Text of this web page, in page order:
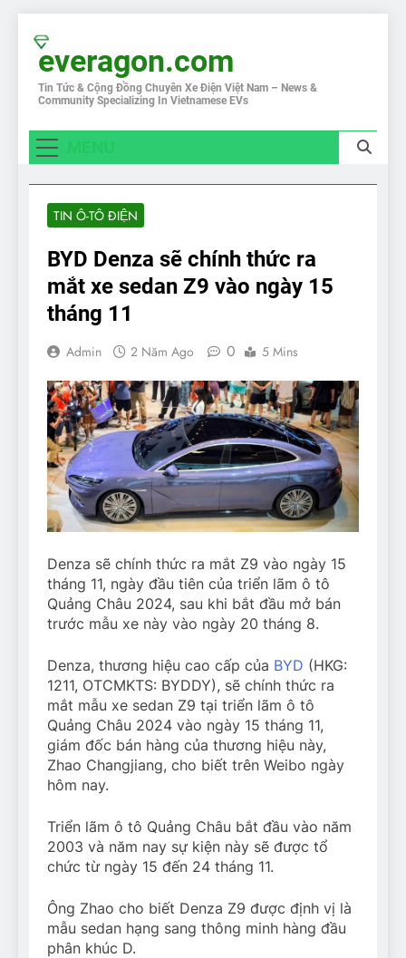
content
everagon.com
Tin Tức & Cộng Đồng Chuyên Xe Điện Việt Nam – News &
Community Specializing In Vietnamese EVs
TIN Ô-TÔ ĐIỆN
BYD Denza sẽ chính thức ra
mắt xe sedan Z9 vào ngày 15
tháng 11
Admin 2 Năm Ago 0 5 Mins
Denza sẽ chính thức ra mắt Z9 vào ngày 15
tháng 11, ngày đầu tiên của triển lãm ô tô
Quảng Châu 2024, sau khi bắt đầu mở bán
trước mẫu xe này vào ngày 20 tháng 8.
Denza, thương hiệu cao cấp của BYD (HKG:
1211, OTCMKTS: BYDDY), sẽ chính thức ra
mắt mẫu xe sedan Z9 tại triển lãm ô tô
Quảng Châu 2024 vào ngày 15 tháng 11,
giám đốc bán hàng của thương hiệu này,
Zhao Changjiang, cho biết trên Weibo ngày
hôm nay.
Triển lãm ô tô Quảng Châu bắt đầu vào năm
2003 và năm nay sự kiện này sẽ được tổ
chức từ ngày 15 đến 24 tháng 11.
Ông Zhao cho biết Denza Z9 được định vị là
mẫu sedan hạng sang thông minh hàng đầu
phân khúc D.